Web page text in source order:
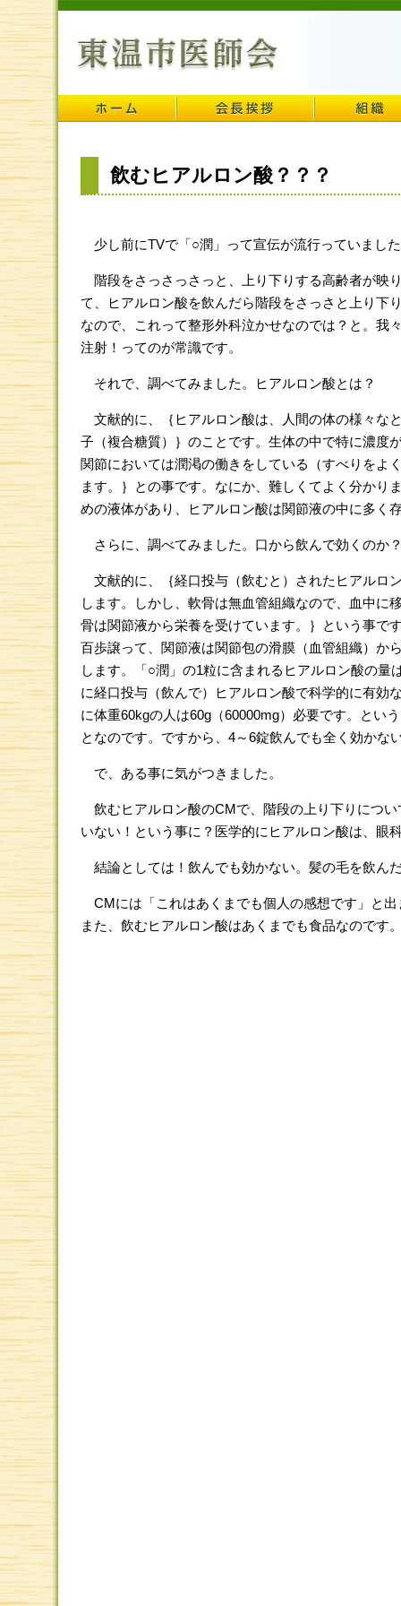
飲むヒアルロン酸？？？
少し前にTVで「○潤」って宣伝が流行っていまし
階段をさっさっさっと、上り下りする高齢者が映
て、ヒアルロン酸を飲んだら階段をさっさと上り下
なので、これって整形外科泣かせなのでは？と。我
注射！ってのが常識です。
それで、調べてみました。ヒアルロン酸とは？
文献的に、｛ヒアルロン酸は、人間の体の様々な
子（複合糖質）｝のことです。生体の中で特に濃度
関節においては潤渇の働きをしている（すべりをよ
ます。｝との事です。なにか、難しくてよく分かり
めの液体があり、ヒアルロン酸は関節液の中に多く
さらに、調べてみました。口から飲んで効くのか
文献的に、｛経口投与（飲むと）されたヒアルロ
します。しかし、軟骨は無血管組織なので、血中に
骨は関節液から栄養を受けています。｝という事で
百歩譲って、関節液は関節包の滑膜（血管組織）か
します。「○潤」の1粒に含まれるヒアルロン酸の量
に経口投与（飲んで）ヒアルロン酸で科学的に有効
に体重60kgの人は60g（60000mg）必要です。とい
となのです。ですから、4～6錠飲んでも全く効かな
で、ある事に気がつきました。
飲むヒアルロン酸のCMで、階段の上り下りにつ
いない！という事に？医学的にヒアルロン酸は、眼
結論としては！飲んでも効かない。髪の毛を飲ん
CMには「これはあくまでも個人の感想です」と
また、飲むヒアルロン酸はあくまでも食品なのです